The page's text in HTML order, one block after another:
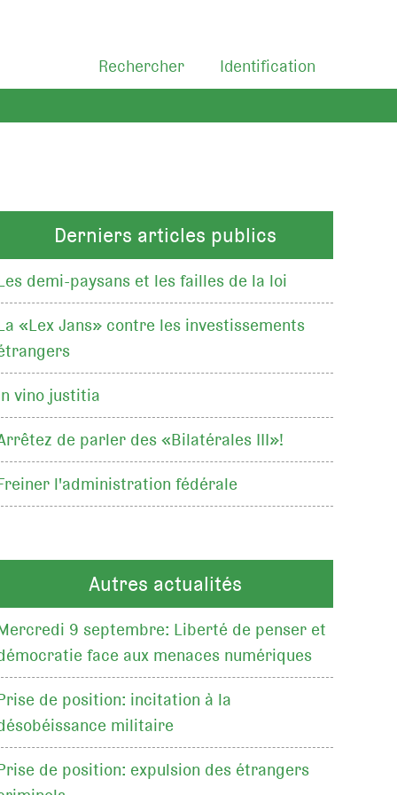
Identification
Rechercher
Derniers articles publics
demi-paysans et les failles de la loi
«Lex Jans» contre les investissements
vino justitia
de parler des «Bilatérales III»!
l'administration fédérale
Autres actualités
9 septembre: Liberté de penser et
face aux menaces numériques
de position: incitation à la
militaire
de position: expulsion des étrangers